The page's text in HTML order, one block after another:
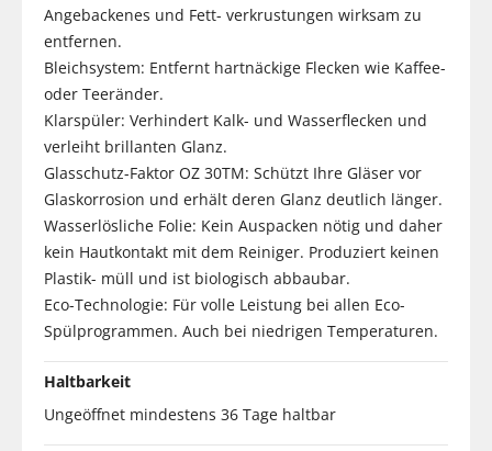
Angebackenes und Fett- verkrustungen wirksam zu
entfernen.
Bleichsystem: Entfernt hartnäckige Flecken wie Kaffee-
oder Teeränder.
Klarspüler: Verhindert Kalk- und Wasserflecken und
verleiht brillanten Glanz.
Glasschutz-Faktor OZ 30TM: Schützt Ihre Gläser vor
Glaskorrosion und erhält deren Glanz deutlich länger.
Wasserlösliche Folie: Kein Auspacken nötig und daher
kein Hautkontakt mit dem Reiniger. Produziert keinen
Plastik- müll und ist biologisch abbaubar.
Eco-Technologie: Für volle Leistung bei allen Eco-
Spülprogrammen. Auch bei niedrigen Temperaturen.
Haltbarkeit
Ungeöffnet mindestens 36 Tage haltbar